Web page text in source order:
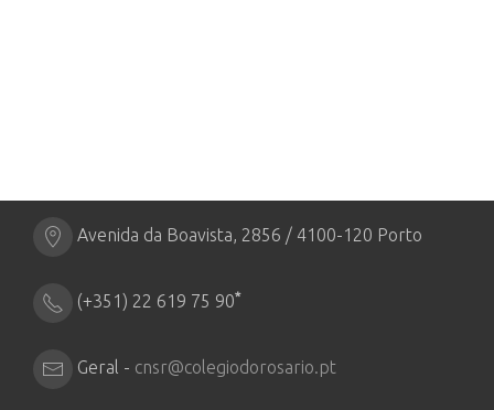
Avenida da Boavista, 2856 / 4100-120 Porto
(+351) 22 619 75 90*
Geral - cnsr@colegiodorosario.pt